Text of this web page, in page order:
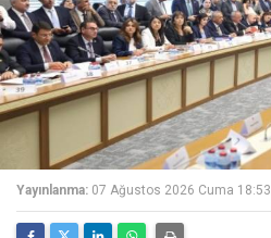
Yayınlanma: 07 Ağustos 2026 Cuma 18:53